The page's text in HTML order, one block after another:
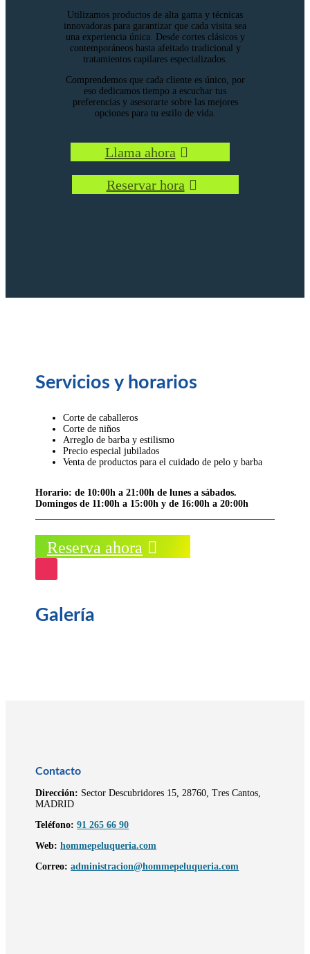
Utilizamos productos de alta gama y técnicas
innovadoras para garantizar que cada visita sea
una experiencia única. Desde cortes clásicos y
contemporáneos hasta afeitado tradicional y
tratamientos capilares especializados.
Comprendemos que cada cliente es único, por
eso dedicamos tiempo a escuchar tus
preferencias y asesorarte sobre las mejores
opciones para tu estilo de vida.
Llama ahora
Reservar hora
Servicios y horarios
Corte de caballeros
Corte de niños
Arreglo de barba y estilismo
Precio especial jubilados
Venta de productos para el cuidado de pelo y barba
Horario: de 10:00h a 21:00h de lunes a sábados.
Domingos de 11:00h a 15:00h y de 16:00h a 20:00h
Reserva ahora
Galería
Contacto
Dirección: Sector Descubridores 15, 28760, Tres Cantos,
MADRID
Teléfono:91 265 66 90
Web:hommepeluqueria.com
Correo:administracion@hommepeluqueria.com